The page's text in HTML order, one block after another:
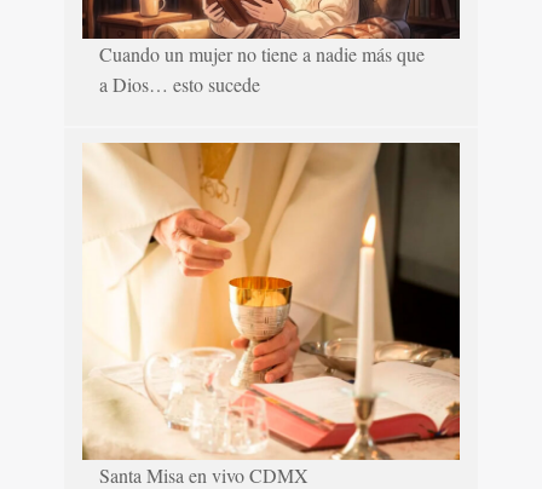
Cuando un mujer no tiene a nadie más que
a Dios… esto sucede
Santa Misa en vivo CDMX